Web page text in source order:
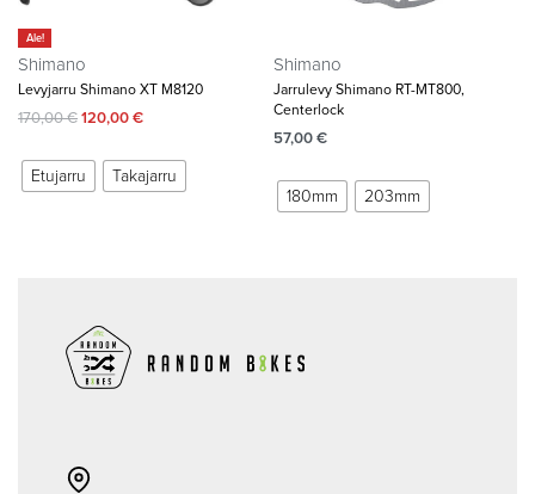
Ale!
Shimano
Levyjarru Shimano XT M8120
170,00€120,00€
Etujarru Takajarru
Shimano
Jarrulevy Shimano RT-MT800,
Centerlock
57,00€
180mm 203mm